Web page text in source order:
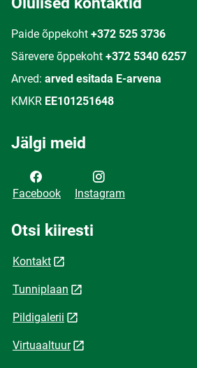
Paide õppekoht +372 525 3736
Särevere õppekoht +372 5340 6257
Arved: arved esitada E-arvena
KMKR EE101251648
Jälgi meid
Facebook Instagram
Otsi kiiresti
Kontakt
Tunniplaan
Pildigalerii
Virtuaaltuur